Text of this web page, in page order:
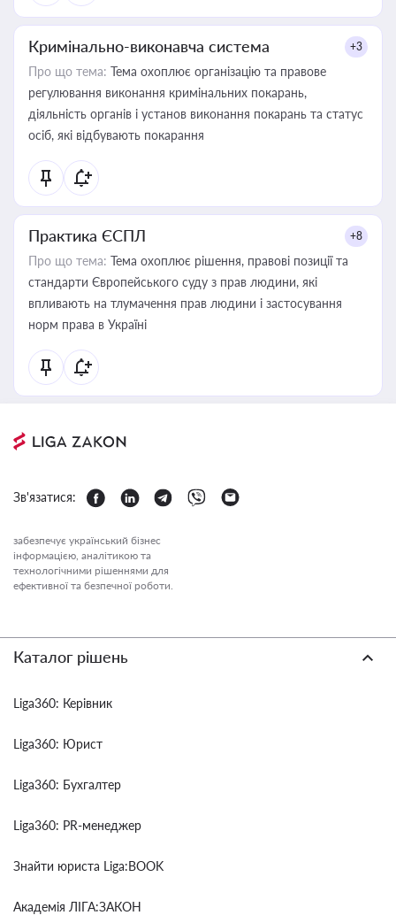
Кримінально-виконавча система +3
Про що тема: Тема охоплює організацію та правове
регулювання виконання кримінальних покарань,
діяльність органів і установ виконання покарань та статус
осіб, які відбувають покарання
Практика ЄСПЛ +8
Про що тема: Тема охоплює рішення, правові позиції та
стандарти Європейського суду з прав людини, які
впливають на тлумачення прав людини і застосування
норм права в Україні
Зв'язатися:
забезпечує український бізнес
інформацією, аналітикою та
технологічними рішеннями для
ефективної та безпечної роботи.
Каталог рішень
Liga360: Керівник
Liga360: Юрист
Liga360: Бухгалтер
Liga360: PR-менеджер
Знайти юриста Liga:BOOK
Академія ЛІГА:ЗАКОН